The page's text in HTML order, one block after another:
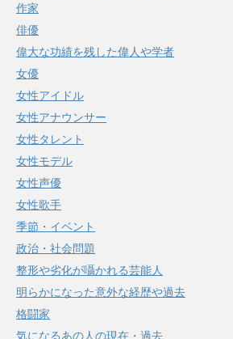
作家
俳優
偉大な功績を残した偉人や学者
女優
女性アイドル
女性アナウンサー
女性タレント
女性モデル
女性声優
女性歌手
季節・イベント
政治・社会問題
整形や劣化が囁かれる芸能人
明らかになった意外な経歴や過去
格闘家
気になるあの人の現在・過去